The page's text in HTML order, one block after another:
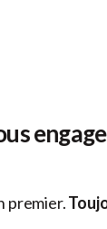
premier.